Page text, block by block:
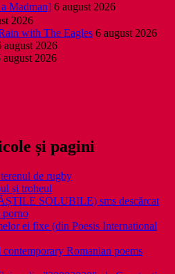
Madman] 6 august 2026
2026
with The Eagles 6 august 2026
august 2026
august 2026
și pagini
de rugby
și troheul
SOLUBILE) sms descărcat
porno
ei fixe (din Poesis International
Romanian poems